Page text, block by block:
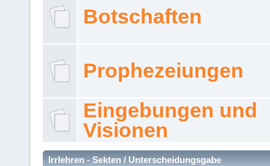
Botschaften
Prophezeiungen
Eingebungen und
Visionen
Irrlehren - Sekten / Unterscheidungsgabe